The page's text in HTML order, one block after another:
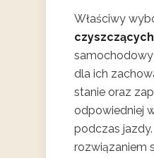
Właściwy
czyszczących
dla ich
stanie oraz
odpowiedniej
podczas
rozwiązaniem